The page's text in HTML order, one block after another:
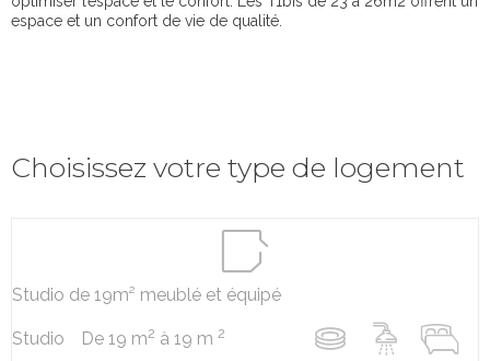
espace et un confort de vie de qualité.
Choisissez votre type de logement
Studio de 19m² meublé et équipé
Studio De 19 m2 à 19 m 2